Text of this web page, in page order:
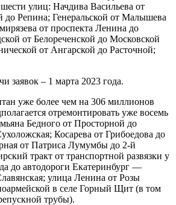
улиц: Начдива Васильева от
Репина; Генеральской от Малышева
от проспекта Ленина до
от Белореченской до Московской
от Ангарской до Расточной;
заявок – 1 марта 2023 года.
уже более чем на 306 миллионов
отремонтировать уже восемь
Бедного от Просторной до
Косарева от Грибоедова до
от Патриса Лумумбы до 2-й
тракт от транспортной развязки у
до автодороги Екатеринбург —
улица Ленина от Розы
в селе Горный Щит (в том
трубы).